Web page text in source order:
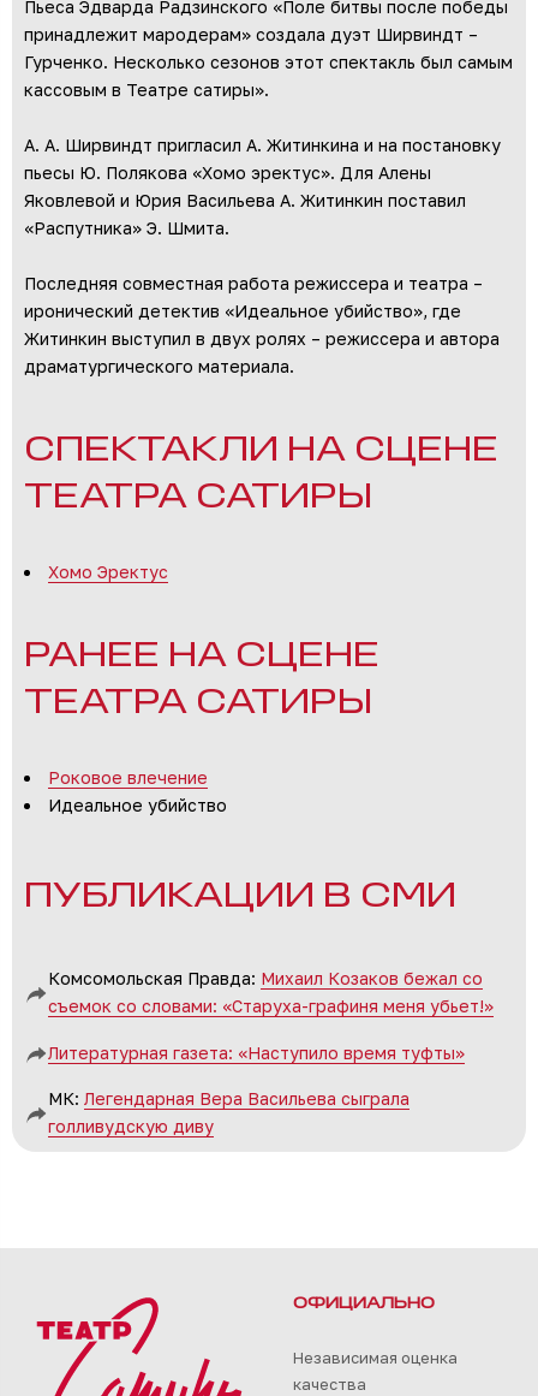
Пьеса Эдварда Радзинского «Поле битвы после победы
принадлежит мародерам» создала дуэт Ширвиндт –
Гурченко. Несколько сезонов этот спектакль был самым
кассовым в Театре сатиры».
А. А. Ширвиндт пригласил А. Житинкина и на постановку
пьесы Ю. Полякова «Хомо эректус». Для Алены
Яковлевой и Юрия Васильева А. Житинкин поставил
«Распутника» Э. Шмита.
Последняя совместная работа режиссера и театра –
иронический детектив «Идеальное убийство», где
Житинкин выступил в двух ролях – режиссера и автора
драматургического материала.
СПЕКТАКЛИ НА СЦЕНЕ
ТЕАТРА САТИРЫ
Хомо Эректус
РАНЕЕ НА СЦЕНЕ
ТЕАТРА САТИРЫ
Роковое влечение
Идеальное убийство
ПУБЛИКАЦИИ В СМИ
Комсомольская Правда: Михаил Козаков бежал со
съемок со словами: «Старуха-графиня меня убьет!»
Литературная газета: «Наступило время туфты»
МК: Легендарная Вера Васильева сыграла
голливудскую диву
ОФИЦИАЛЬНО
Независимая оценка
качества